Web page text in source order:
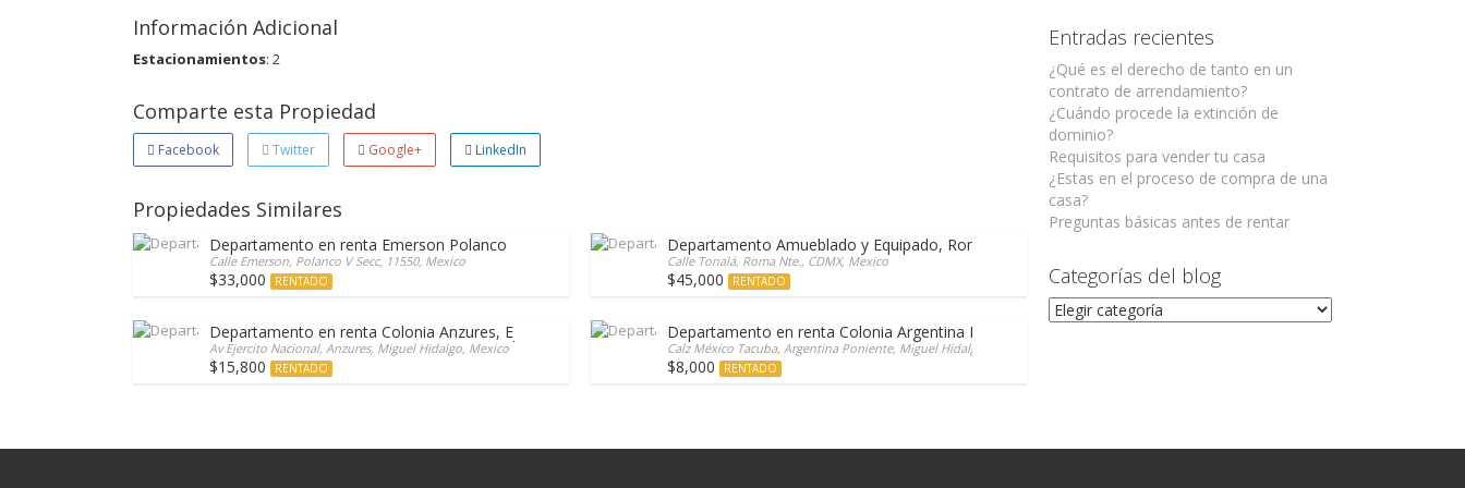
Información Adicional
Estacionamientos: 2
Comparte esta Propiedad
Facebook Twitter Google+ LinkedIn
Propiedades Similares
Departamento en renta Emerson Polanco
Calle Emerson, Polanco V Secc, 11550, Mexico
$33,000 RENTADO
Departamento Amueblado y Equipado, Roma Norte
Calle Tonalá, Roma Nte., CDMX, Mexico
$45,000 RENTADO
Departamento en renta Colonia Anzures, Ejercito Nacional.
Av Ejercito Nacional, Anzures, Miguel Hidalgo, Mexico
$15,800 RENTADO
Departamento en renta Colonia Argentina Poniente Torre Demet
Calz México Tacuba, Argentina Poniente, Miguel Hidalgo, Mexico
$8,000 RENTADO
Entradas recientes
¿Qué es el derecho de tanto en un
contrato de arrendamiento?
¿Cuándo procede la extinción de
dominio?
Requisitos para vender tu casa
¿Estas en el proceso de compra de una
casa?
Preguntas básicas antes de rentar
Categorías del blog
Categorías
del